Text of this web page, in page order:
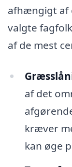
afhængigt af
valgte
af de mest
af det
kræver
kan øge